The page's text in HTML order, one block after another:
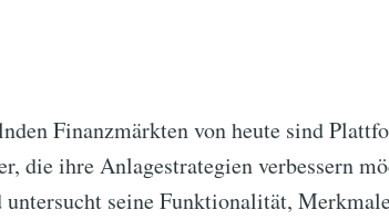
Finanzmärkten von heute sind
die ihre Anlagestrategien verbessern
untersucht seine Funktionalität,